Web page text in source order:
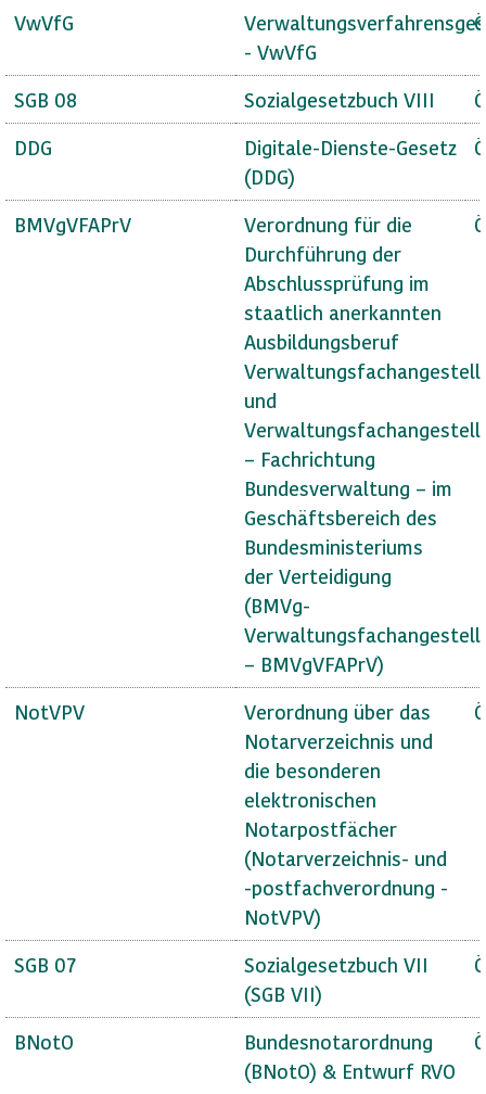
VwVfG
- VwVfG
SGB 08 Sozialgesetzbuch VIII
DDG
Digitale-Dienste-Gesetz
(DDG)
BMVgVFAPrV
Verordnung für die
Durchführung der
Abschlussprüfung im
staatlich anerkannten
Ausbildungsberuf
und
– Fachrichtung
Bundesverwaltung – im
Geschäftsbereich des
Bundesministeriums
der Verteidigung
(BMVg-
– BMVgVFAPrV)
NotVPV
Verordnung über das
Notarverzeichnis und
die besonderen
elektronischen
Notarpostfächer
(Notarverzeichnis- und
-postfachverordnung -
NotVPV)
SGB 07
Sozialgesetzbuch VII
(SGB VII)
BNotO
Bundesnotarordnung
(BNotO) & Entwurf RVO